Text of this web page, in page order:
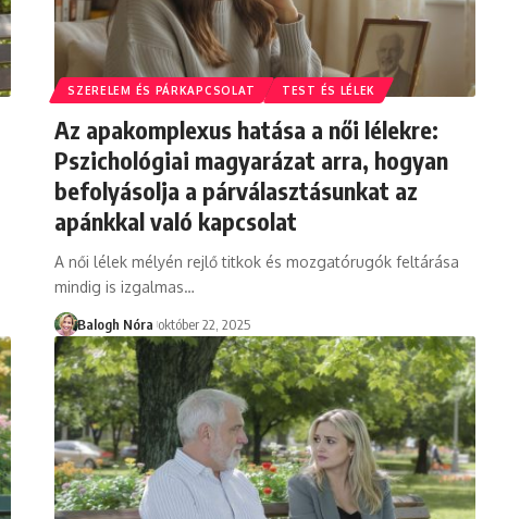
SZERELEM ÉS PÁRKAPCSOLAT TEST ÉS LÉLEK
Az apakomplexus hatása a női lélekre:
Pszichológiai magyarázat arra, hogyan
befolyásolja a párválasztásunkat az
apánkkal való kapcsolat
A női lélek mélyén rejlő titkok és mozgatórugók feltárása
mindig is izgalmas…
Balogh Nóra október 22, 2025